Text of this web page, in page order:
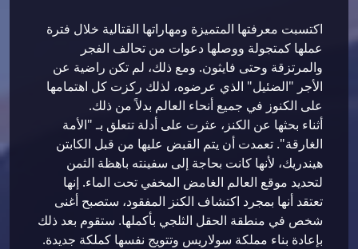
اكتسبت معرفتها المتميزة ومهاراتها القتالية خلال فترة
عملها كمتجولة ووصلها دعوات من تحالف الفجر
والمرتزقة وحتى فايثون. ومع ذلك، لم تكن راضية عن
الأجر "الضئيل" الذي عرضوه، لذلك ركزت كل اهتمامها
على الكنوز في جميع أنحاء العالم بدلاً من ذلك.
أثناء بحثها عن الكنز، عثرت على أدلة تتعلق بـ "الأمة
الغارقة". تعمدت أن يتم القبض عليها من قبل الكابتن
هيندريك، لأنها كانت بحاجة إلى سفينته باهظة الثمن
لتحديد موقع العالم الغامض المخفي تحت الماء. إنها
تعتقد أنها بمجرد اكتشاف الكنز المفقود، ستصبح أغنى
شخص في منطقة الحقل الثلجي بأكملها. ستقوم بعد ذلك
بإعادة بناء مملكة سولاريس وتتويج نفسها كملكة جديدة.